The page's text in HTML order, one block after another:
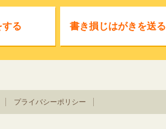
する 書き損じはがきを送る
プライバシーポリシー